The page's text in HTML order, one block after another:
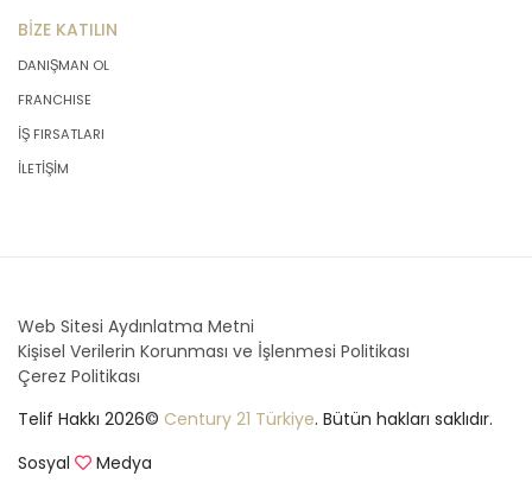
BİZE KATILIN
DANIŞMAN OL
FRANCHISE
İŞ FIRSATLARI
İLETİŞİM
Web Sitesi Aydınlatma Metni
Kişisel Verilerin Korunması ve İşlenmesi Politikası
Çerez Politikası
Telif Hakkı 2026© Century 21 Türkiye. Bütün hakları saklıdır.
Sosyal
Medya